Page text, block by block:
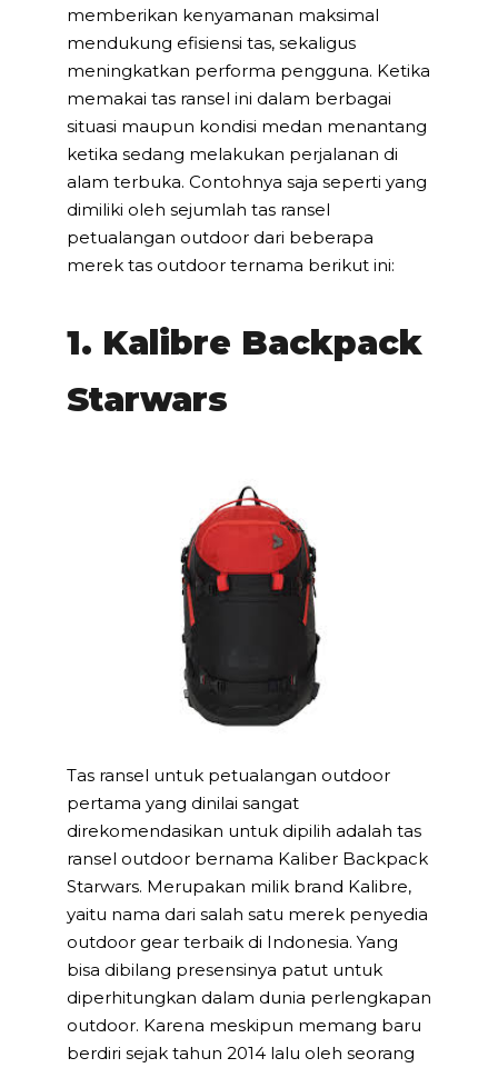
memberikan kenyamanan maksimal
mendukung efisiensi tas, sekaligus
meningkatkan performa pengguna. Ketika
memakai tas ransel ini dalam berbagai
situasi maupun kondisi medan menantang
ketika sedang melakukan perjalanan di
alam terbuka. Contohnya saja seperti yang
dimiliki oleh sejumlah tas ransel
petualangan outdoor dari beberapa
merek tas outdoor ternama berikut ini:
1. Kalibre Backpack
Starwars
Tas ransel untuk petualangan outdoor
pertama yang dinilai sangat
direkomendasikan untuk dipilih adalah tas
ransel outdoor bernama Kaliber Backpack
Starwars. Merupakan milik brand Kalibre,
yaitu nama dari salah satu merek penyedia
outdoor gear terbaik di Indonesia. Yang
bisa dibilang presensinya patut untuk
diperhitungkan dalam dunia perlengkapan
outdoor. Karena meskipun memang baru
berdiri sejak tahun 2014 lalu oleh seorang